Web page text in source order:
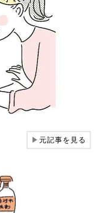
▶元記事を見る